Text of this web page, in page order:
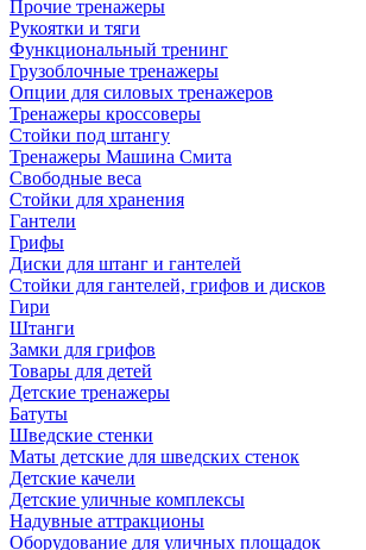
Прочие тренажеры
Рукоятки и тяги
Функциональный тренинг
Грузоблочные тренажеры
Опции для силовых тренажеров
Тренажеры кроссоверы
Стойки под штангу
Тренажеры Машина Смита
Свободные веса
Стойки для хранения
Гантели
Грифы
Диски для штанг и гантелей
Стойки для гантелей, грифов и дисков
Гири
Штанги
Замки для грифов
Товары для детей
Детские тренажеры
Батуты
Шведские стенки
Маты детские для шведских стенок
Детские качели
Детские уличные комплексы
Надувные аттракционы
Оборудование для уличных площадок